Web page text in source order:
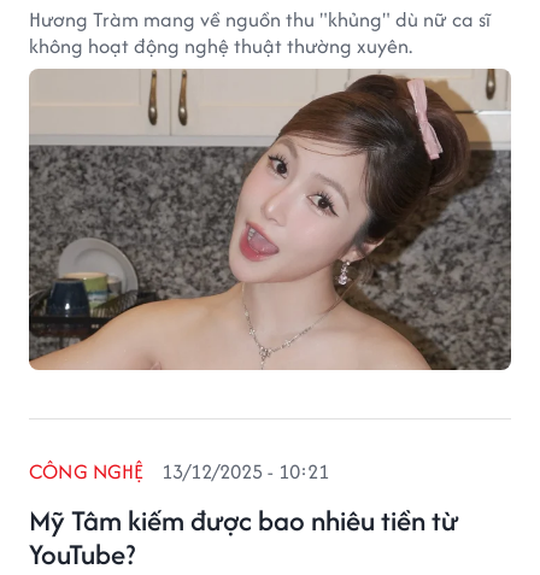
Hương Tràm mang về nguồn thu "khủng" dù nữ ca sĩ
không hoạt động nghệ thuật thường xuyên.
Mỹ Tâm kiếm được bao nhiêu tiền từ
YouTube?
CÔNG NGHỆ 13/12/2025 - 10:21